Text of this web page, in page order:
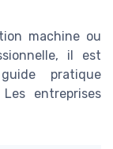
machine ou
il est
pratique
entreprises